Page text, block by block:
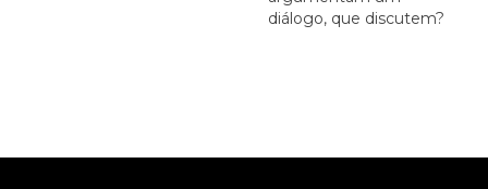
diálogo, que discutem?